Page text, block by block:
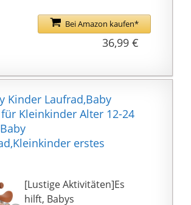
körperliche Fitness zu
trainieren sowie ihre
verbessern.
【Sicheres &
komfortables Design】
135-Grad-sichere
begrenzte Lenkung
Rutschfeste
Lenkstangen erhöhen
Bei Amazon kaufen*
36,99 €
Kinder Laufrad,Baby
Kleinkinder Alter 12-24
erstes
[Lustige Aktivitäten]Es
hilft, Babys